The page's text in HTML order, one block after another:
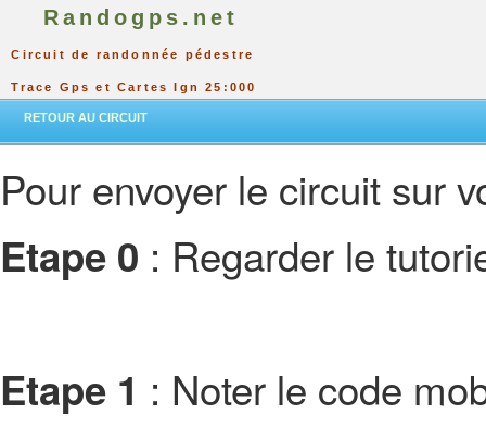
Randogps.net
Circuit de randonnée pédestre
Trace Gps et Cartes Ign 25:000
RETOUR AU CIRCUIT
Pour envoyer le circuit sur
Etape 0 : Regarder le
Etape 1 : Noter le code